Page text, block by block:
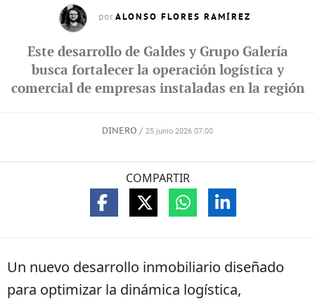
porALONSO FLORES RAMÍREZ
Este desarrollo de Galdes y Grupo Galería
busca fortalecer la operación logística y
comercial de empresas instaladas en la región
DINERO / 25 junio 2026 07:00
COMPARTIR
Un nuevo desarrollo inmobiliario diseñado
para optimizar la dinámica logística,